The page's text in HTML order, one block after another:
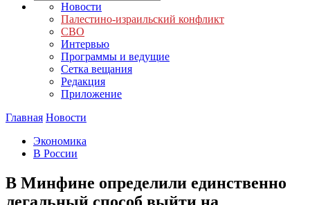
Новости
Палестино-израильский конфликт
СВО
Интервью
Программы и ведущие
Сетка вещания
Редакция
Приложение
Главная Новости
Экономика
В России
В Минфине определили единственно